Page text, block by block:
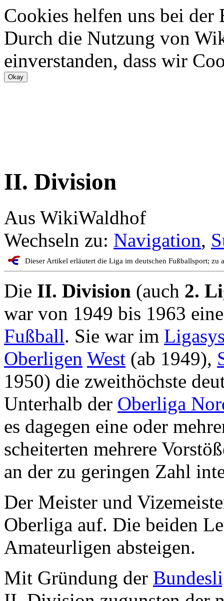
Cookies helfen uns bei
Durch die Nutzung von
einverstanden, dass wir
II. Division
Aus WikiWaldhof
Wechseln zu: Navigation,
Dieser Artikel erläutert die Liga im deutschen Fußballsport; zu
Die II. Division (auch 2.
war von 1949 bis 1963
Fußball. Sie war im
Oberligen West (ab 1949),
1950) die zweithöchste
Unterhalb der Oberliga
es dagegen eine oder
scheiterten mehrere
an der zu geringen Zahl
Der Meister und
Oberliga auf. Die beiden
Amateurligen absteigen.
Mit Gründung der